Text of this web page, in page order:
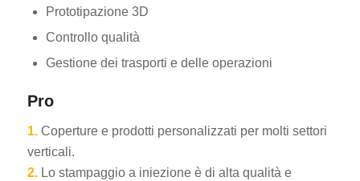
Prototipazione 3D
Controllo qualità
Gestione dei trasporti e delle operazioni
Pro
1. Coperture e prodotti personalizzati per molti settori
verticali.
2. Lo stampaggio a iniezione è di alta qualità e